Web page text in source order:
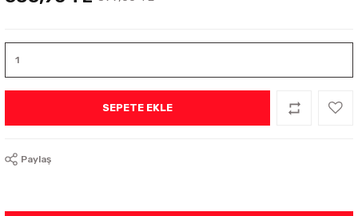
SEPETE EKLE
Paylaş